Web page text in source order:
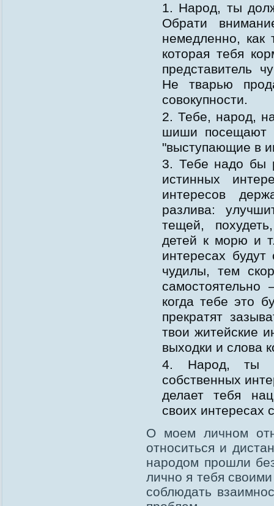
Народ, ты
Обрати
немедленно, как
которая тебя
представитель
Не тварью
совокупности.
Тебе, народ,
шиши посещают
"выступающие в
Тебе надо бы
истинных
интересов
разлива:
тещей,
детей к морю и
интересах
чудилы, тем
когда тебе это
прекратят
твои житейские
выходки и слова
Народ, ты
собственных
делает тебя
своих интересах
О моем личном
относиться и
народом прошли
лично я тебя
соблюдать